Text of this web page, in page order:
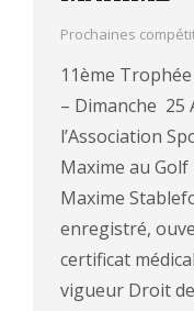
Prochaines
11ème
– Dimanche 25
l’Association
Maxime au
Maxime
enregistré,
certificat
vigueur Droit